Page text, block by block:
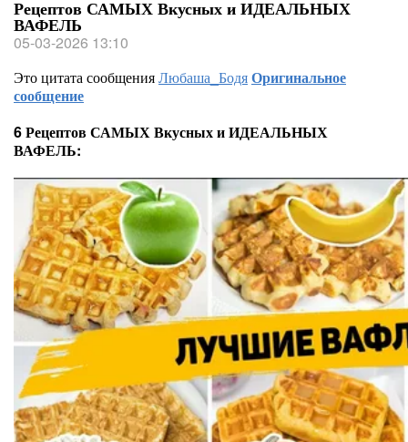
Рецептов САМЫХ Вкусных и ИДЕАЛЬНЫХ
ВАФЕЛЬ
05-03-2026 13:10
Это цитата сообщенияЛюбаша_БодяОригинальное
сообщение
6 Рецептов САМЫХ Вкусных и ИДЕАЛЬНЫХ
ВАФЕЛЬ: